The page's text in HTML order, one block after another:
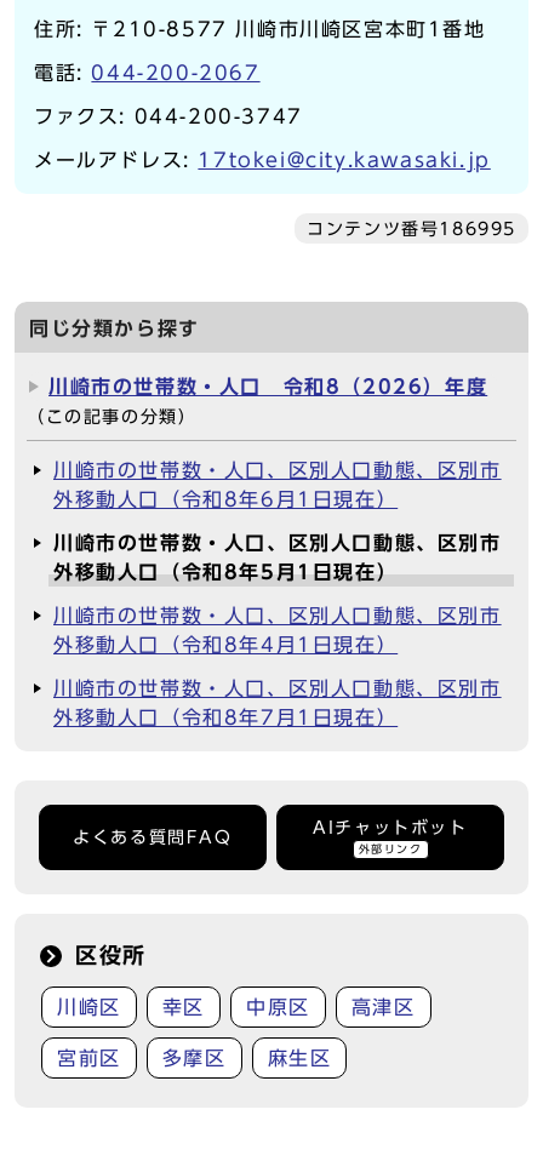
住所: 〒210-8577 川崎市川崎区宮本町1番地
電話: 044-200-2067
ファクス: 044-200-3747
メールアドレス: 17tokei@city.kawasaki.jp
コンテンツ番号186995
同じ分類から探す
川崎市の世帯数・人口 令和8（2026）年度
（この記事の分類）
川崎市の世帯数・人口、区別人口動態、区別市
外移動人口（令和8年6月1日現在）
川崎市の世帯数・人口、区別人口動態、区別市
外移動人口（令和8年5月1日現在）
川崎市の世帯数・人口、区別人口動態、区別市
外移動人口（令和8年4月1日現在）
川崎市の世帯数・人口、区別人口動態、区別市
外移動人口（令和8年7月1日現在）
よくある質問FAQ
AIチャットボット
外部リンク
区役所
川崎区 幸区 中原区 高津区
宮前区 多摩区 麻生区